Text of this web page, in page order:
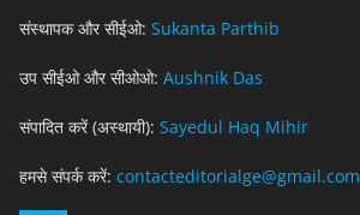
संस्थापक और सीईओ: Sukanta Parthib
उप सीईओ और सीओओ: Aushnik Das
संपादित करें (अस्थायी): Sayedul Haq Mihir
हमसे संपर्क करें: contacteditorialge@gmail.com